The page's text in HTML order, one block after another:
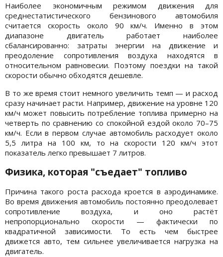
Наиболее экономичным режимом движения для
среднестатистического бензинового автомобиля
считается скорость около 90 км/ч. Именно в этом
диапазоне двигатель работает наиболее
сбалансированно: затраты энергии на движение и
преодоление сопротивления воздуха находятся в
относительном равновесии. Поэтому поездки на такой
скорости обычно обходятся дешевле.
В то же время стоит немного увеличить темп — и расход
сразу начинает расти. Например, движение на уровне 120
км/ч может повысить потребление топлива примерно на
четверть по сравнению со спокойной ездой около 70–75
км/ч. Если в первом случае автомобиль расходует около
5,5 литра на 100 км, то на скорости 120 км/ч этот
показатель легко превышает 7 литров.
Физика, которая "съедает" топливо
Причина такого роста расхода кроется в аэродинамике.
Во время движения автомобиль постоянно преодолевает
сопротивление воздуха, и оно растёт
непропорционально скорости — фактически по
квадратичной зависимости. То есть чем быстрее
движется авто, тем сильнее увеличивается нагрузка на
двигатель.